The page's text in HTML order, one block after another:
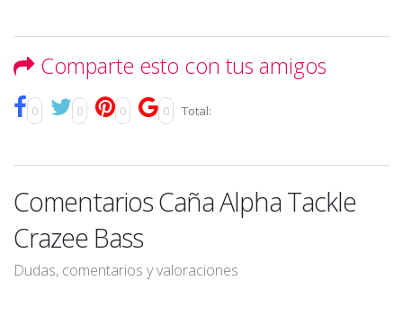
Comparte esto con tus amigos
0 0 0 0 Total:
Comentarios Caña Alpha Tackle
Crazee Bass
Dudas, comentarios y valoraciones